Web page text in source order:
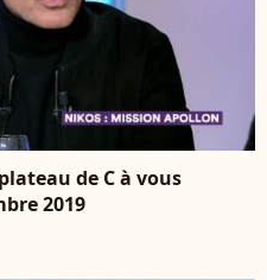
de C à vous
2019